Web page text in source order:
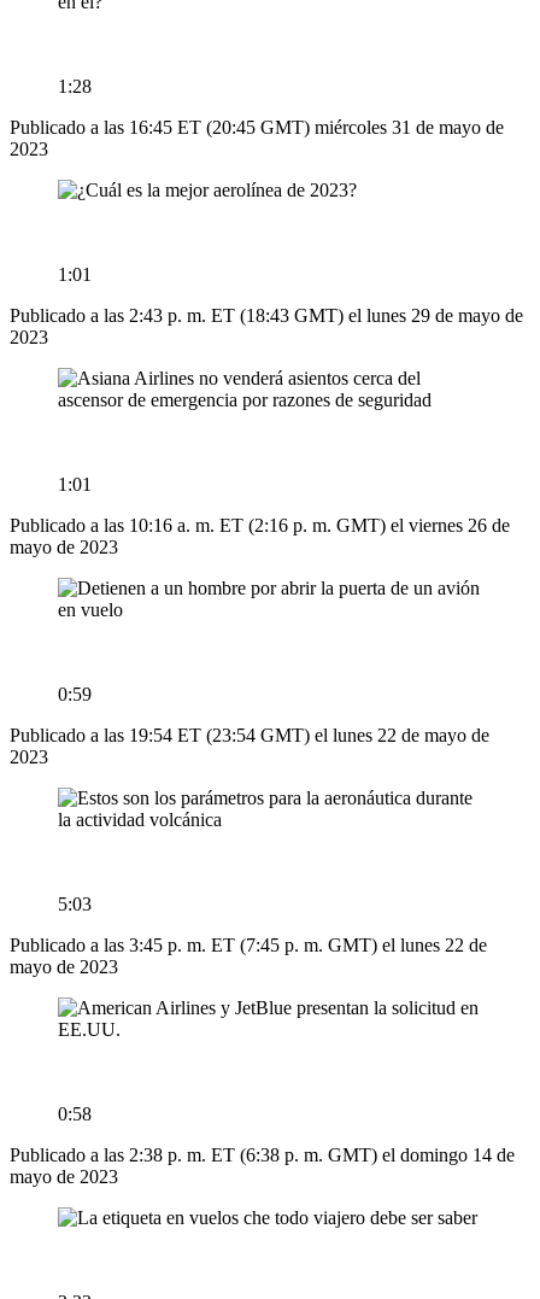
1:28
Publicado a las 16:45 ET (20:45 GMT) miércoles 31 de mayo de
2023
1:01
Publicado a las 2:43 p. m. ET (18:43 GMT) el lunes 29 de mayo de
2023
1:01
Publicado a las 10:16 a. m. ET (2:16 p. m. GMT) el viernes 26 de
mayo de 2023
0:59
Publicado a las 19:54 ET (23:54 GMT) el lunes 22 de mayo de
2023
5:03
Publicado a las 3:45 p. m. ET (7:45 p. m. GMT) el lunes 22 de
mayo de 2023
0:58
Publicado a las 2:38 p. m. ET (6:38 p. m. GMT) el domingo 14 de
mayo de 2023